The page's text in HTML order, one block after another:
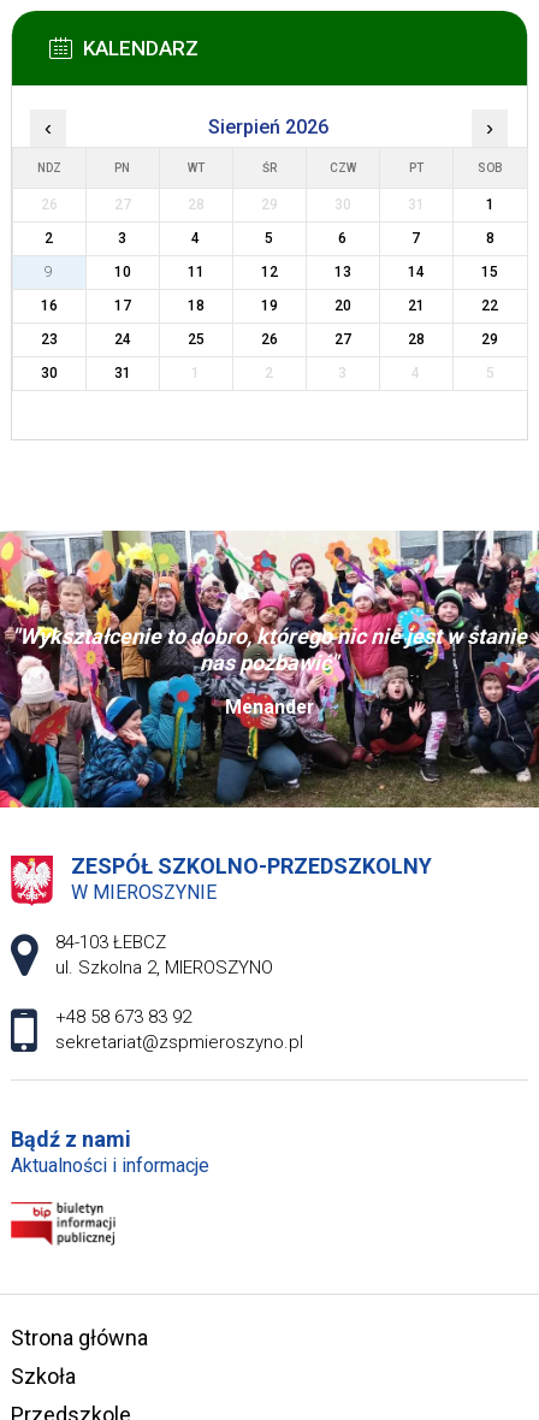
KALENDARZ
‹ Sierpień 2026 ›
NDZ PN WT ŚR CZW PT SOB
26 27 28 29 30 31
1
2
3 4 5 6 7
8
9
10 11 12 13 14
15
16
17 18 19 20 21
22
23
24 25 26 27 28
29
30
31 1 2 3 4 5
"Wykształcenie to dobro, którego nic nie jest w stanie
nas pozbawić"
Menander
ZESPÓŁ SZKOLNO-PRZEDSZKOLNY
W MIEROSZYNIE
Adres pocztowy:
84-103 ŁEBCZ
ul. Szkolna 2, MIEROSZYNO
+48 58 673 83 92
sekretariat@zspmieroszyno.pl
Bądź z nami
Aktualności i informacje
Strona główna
Szkoła
Przedszkole